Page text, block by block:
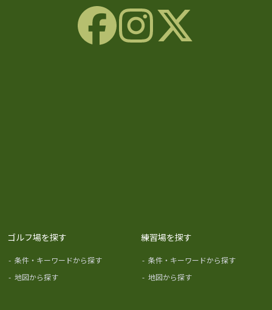
ゴルフ場を探す
- 条件・キーワードから探す
- 地図から探す
練習場を探す
- 条件・キーワードから探す
- 地図から探す